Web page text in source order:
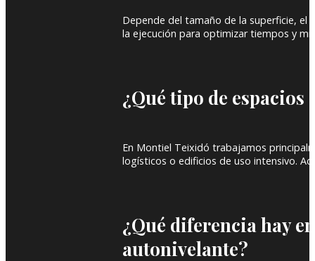
Depende del tamaño de la superficie,
la ejecución para optimizar tiempos y
¿Qué tipo de espacios
En Montiel Teixidó trabajamos
logísticos o edificios de uso intensivo.
¿Qué diferencia hay
autonivelante?